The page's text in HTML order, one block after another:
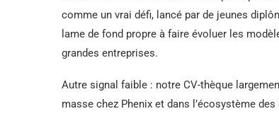
comme un vrai défi, lancé par de jeunes
lame de fond propre à faire évoluer les
grandes entreprises.
Autre signal faible : notre CV-thèque
masse chez Phenix et dans l’écosystème